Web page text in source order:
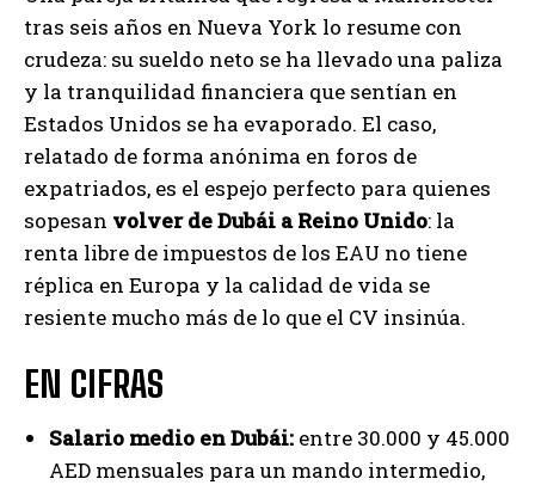
tras seis años en Nueva York lo resume con
crudeza: su sueldo neto se ha llevado una paliza
y la tranquilidad financiera que sentían en
Estados Unidos se ha evaporado. El caso,
relatado de forma anónima en foros de
expatriados, es el espejo perfecto para quienes
sopesan volver de Dubái a Reino Unido: la
renta libre de impuestos de los EAU no tiene
réplica en Europa y la calidad de vida se
resiente mucho más de lo que el CV insinúa.
EN CIFRAS
Salario medio en Dubái: entre 30.000 y 45.000
AED mensuales para un mando intermedio,